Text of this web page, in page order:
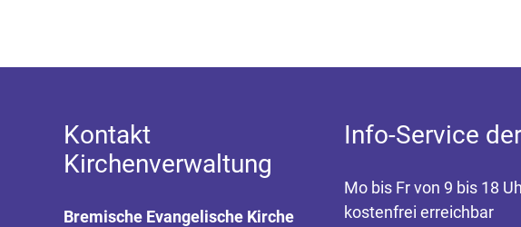
Kontakt
Kirchenverwaltung
Bremische Evangelische Kirche
Info-Service
Mo bis Fr von 9 bis 18
kostenfrei erreichbar